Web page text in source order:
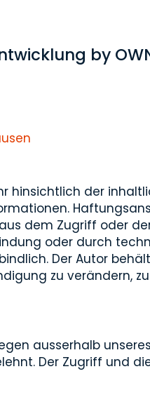
by
hinsichtlich der
dem Zugriff oder
oder durch
Der Autor
zu verändern,
ausserhalb
Der Zugriff und